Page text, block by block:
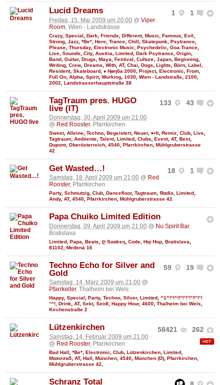
1 1
Lucid Dreams
Freitag, 15. Mai 2009 um 20:00 @ Viper
Room , Wien - Landstrasse
Crazy, Special Dark Friends Different, Music Famous Evil
Strong Jazz *Be* Here Trance Chill Skatepunk Psytrance
Please Thursday, Electronic Music Psychedelic Goa Trance
Live Sounds City, Austria Limited Dark Psytrance Origin
Band Guitar, Drugs Maya Festival Culture Japan Beginning
Writing Crew Dreams With AT, Chai Dogs Lights Börn Label
Resident, Skateboard ♦ Ңөηба 2000 Project, Electronic From
Full On Alpha Spirit, Working 1030 Wien - Landstraße 2100
2002
Landstrasserhauptstraße 38
133 43
TagTraum pres. HUGO
live (IT)
Donnerstag, 30. April 2009 um 21:00
@ Red Rooster, Pfarrkirchen
Sweet, Alleine Techno Begeistert, Neuer, ●•It, Remix Club Live
Tagtraum Ambiente Talent, Limited Clubs Event, AT, Best,
Dupont, Oberösterreich 4540 Pfarrkirchen Mühlgruberstrasse
42
18 1
Get Wasted…!
Samstag, 18. April 2009 um 21:00 @ Red
Rooster, Pfarrkirchen
Party, Schmutzig, Club, Dancefloor, Tagtraum, Яαdϊo, Limited,
Andy, AT, 4540, Pfarrkirchen, Mühlgruberstrasse 42
Papa Chuiko Limited Edition
Donnerstag, 09. April 2009 um 21:00 @ Nu Spirit Bar,
Bratislava
Limited Papa Beats ღ Sнαkєη Code Hip Hop Bratislava
81102
Medená 16
59 19
Techno Echo for Silver and
Gold
Samstag, 14. März 2009 um 21:00 @
Pfarrkeller, Thalheim bei Wels
Happy, Special, Party, Techno, Silver, Limited, ^1^!°!^!!°!°!°!°!!°!°!
°^!, Drink, AT, Sekt, Seidl, Happy Hour, 4600, Thalheim bei Wels,
Kirchenstraße 2
58421 262
Lützenkirchen
Samstag, 14. Februar 2009 um 21:00
@ Red Rooster, Pfarrkirchen
Bad Hall *Be* Electronic Club Lützenkirchen Limited
Мαяσσи5 AT, Hall München 4540 München (D) Pfarrkirchen
Mühlgruberstrasse 42
Schranz Total